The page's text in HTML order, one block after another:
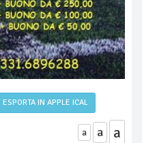
ESPORTA IN APPLE ICAL
a a a